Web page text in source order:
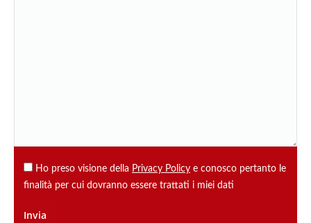
Ho preso visione della Privacy Policy e conosco pertanto le
finalità per cui dovranno essere trattati i miei dati